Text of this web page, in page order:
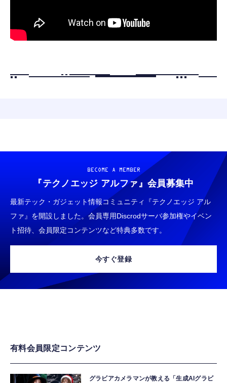
BECOME A MEMBER
『テクノエッジ アルファ』 会員募集中
最新テック・ガジェット情報コミュニティ『テクノエッジ アル
ファ』を開設しました。会員専用Discrodサーバ参加権やイベン
ト招待、会員限定コンテンツなど特典多数です。
今すぐ登録
有料会員限定コンテンツ
グラビアカメラマンが教える「生成AIグラビ